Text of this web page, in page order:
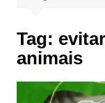
Tag:
animais